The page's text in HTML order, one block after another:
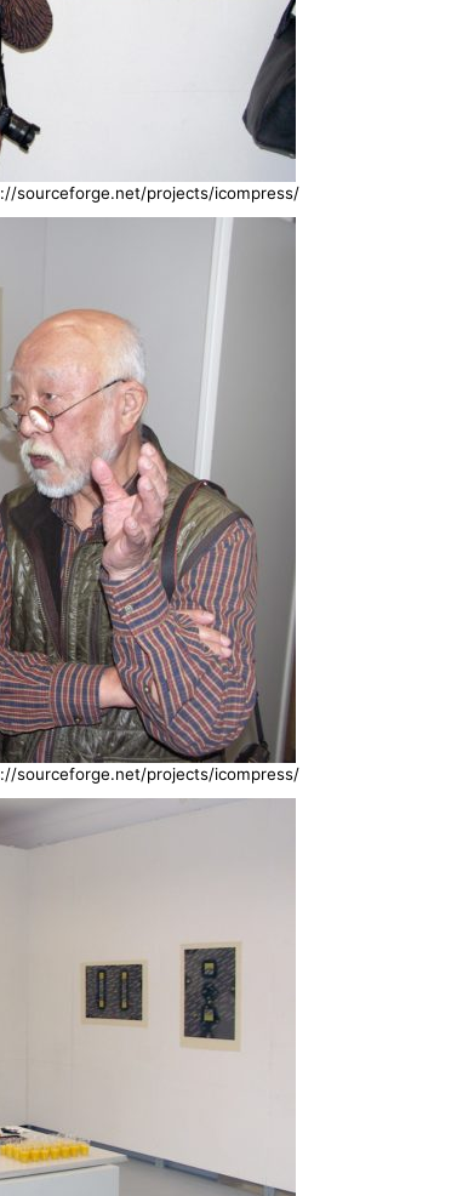
sourceforge.net/projects/icompress/
sourceforge.net/projects/icompress/